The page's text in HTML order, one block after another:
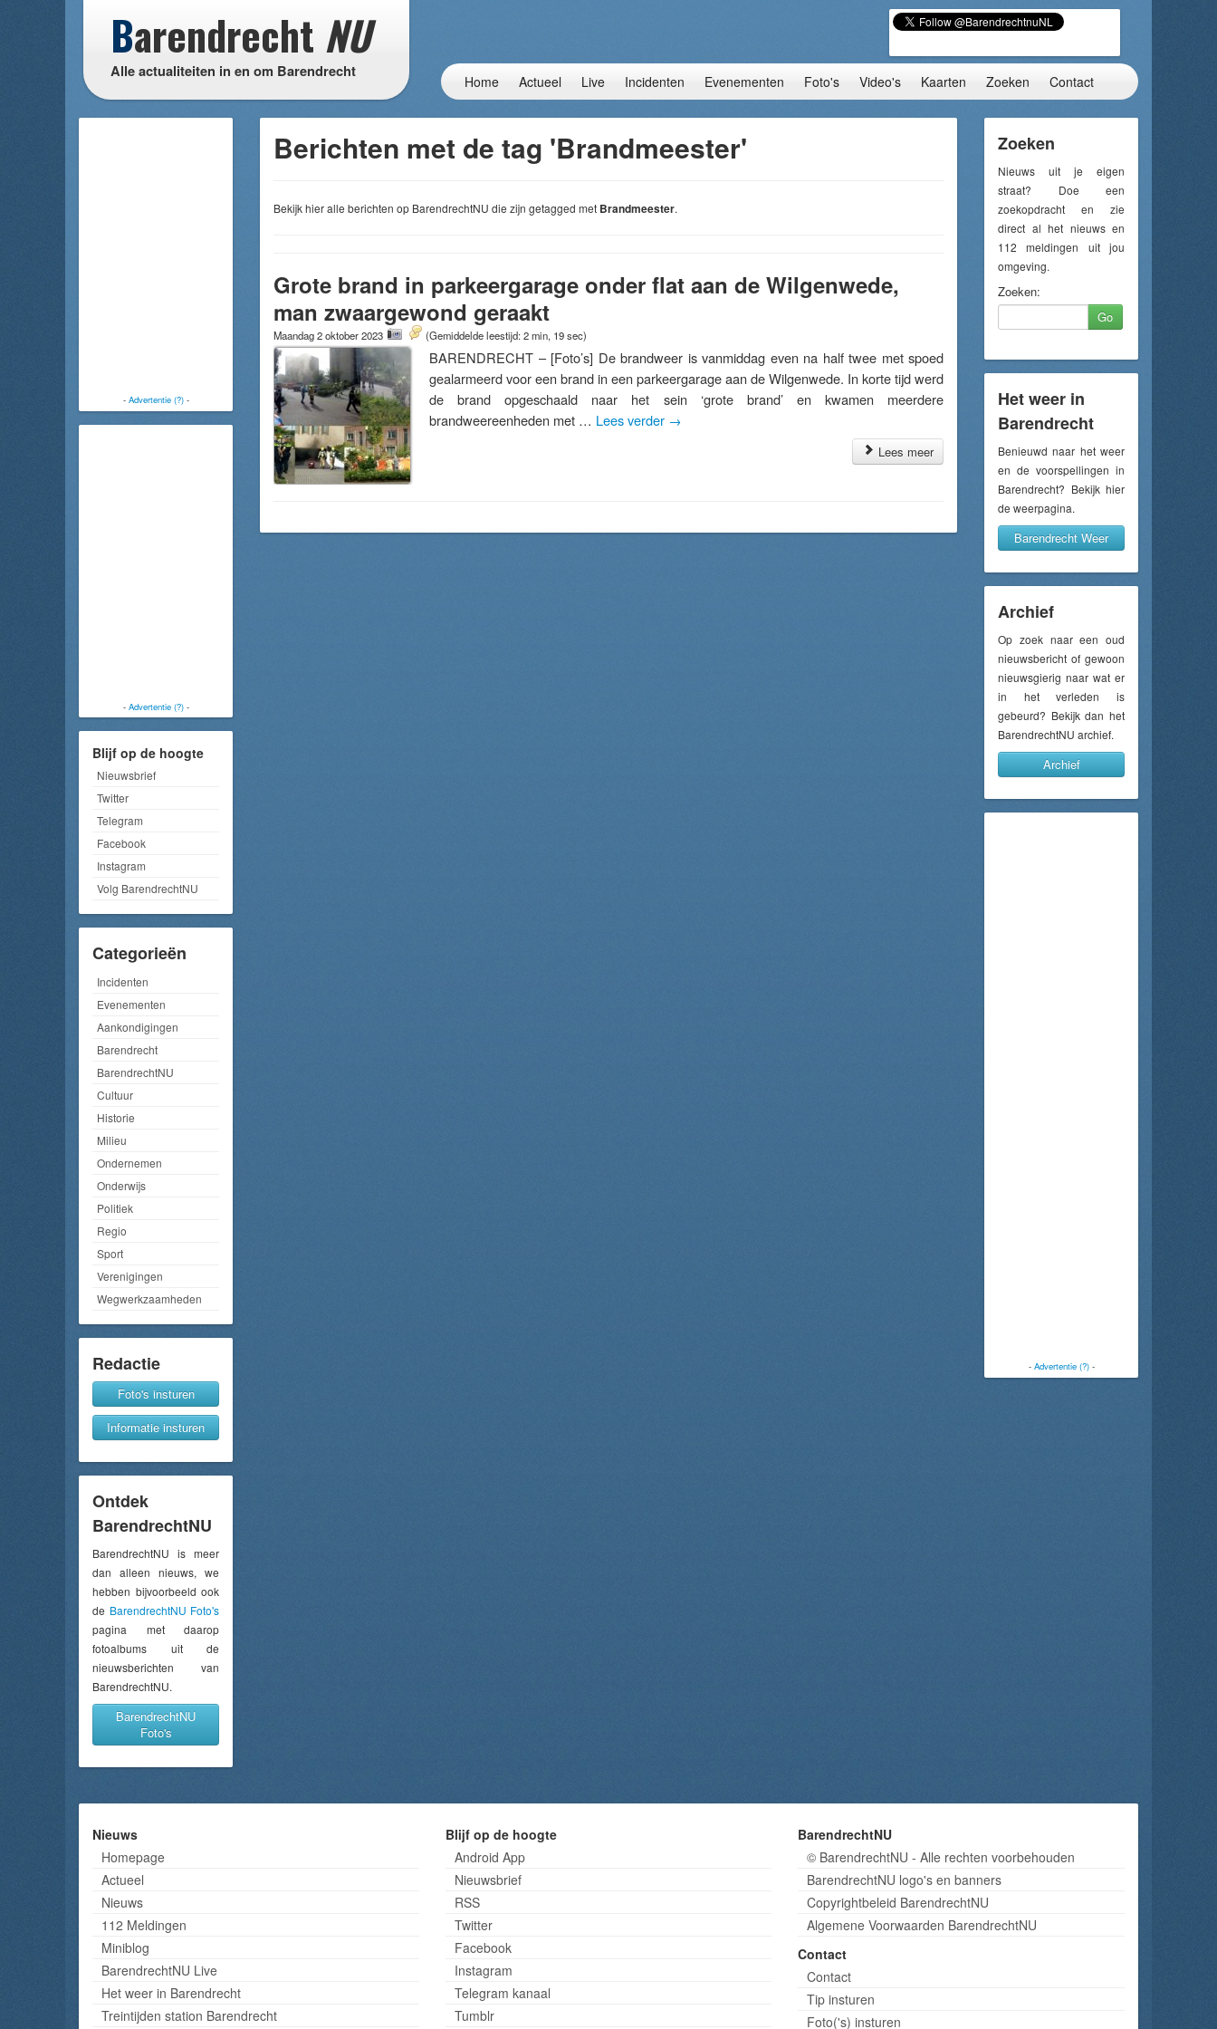
Barendrecht NU
Alle actualiteiten in en om Barendrecht
Home Actueel Live Incidenten Evenementen Foto's Video's Kaarten Zoeken Contact
- Advertentie (?)-
- Advertentie (?)-
Blijf op de hoogte
Nieuwsbrief
Twitter
Telegram
Facebook
Instagram
Volg BarendrechtNU
Categorieën
Incidenten
Evenementen
Aankondigingen
Barendrecht
BarendrechtNU
Cultuur
Historie
Milieu
Ondernemen
Onderwijs
Politiek
Regio
Sport
Verenigingen
Wegwerkzaamheden
Redactie
Foto's insturen
Informatie insturen
Ontdek
BarendrechtNU
BarendrechtNU is meer
dan alleen nieuws, we
hebben bijvoorbeeld ook
de BarendrechtNU Foto's
pagina met daarop
fotoalbums uit de
nieuwsberichten van
BarendrechtNU.
BarendrechtNU
Foto's
Berichten met de tag 'Brandmeester'
Bekijk hier alle berichten op BarendrechtNU die zijn getagged met Brandmeester.
Grote brand in parkeergarage onder flat aan de Wilgenwede,
man zwaargewond geraakt
Maandag 2 oktober 2023 (Gemiddelde leestijd: 2 min, 19 sec)
BARENDRECHT – [Foto’s] De brandweer is vanmiddag even na half twee met spoed
gealarmeerd voor een brand in een parkeergarage aan de Wilgenwede. In korte tijd werd
de brand opgeschaald naar het sein ‘grote brand’ en kwamen meerdere
brandweereenheden met … Lees verder →
Lees meer
Zoeken
Nieuws uit je eigen
straat? Doe een
zoekopdracht en zie
direct al het nieuws en
112 meldingen uit jou
omgeving.
Zoeken:
Go
Het weer in
Barendrecht
Benieuwd naar het weer
en de voorspellingen in
Barendrecht? Bekijk hier
de weerpagina.
Barendrecht Weer
Archief
Op zoek naar een oud
nieuwsbericht of gewoon
nieuwsgierig naar wat er
in het verleden is
gebeurd? Bekijk dan het
BarendrechtNU archief.
Archief
- Advertentie (?)-
Nieuws
Homepage
Actueel
Nieuws
112 Meldingen
Miniblog
BarendrechtNU Live
Het weer in Barendrecht
Treintijden station Barendrecht
Blijf op de hoogte
Android App
Nieuwsbrief
RSS
Twitter
Facebook
Instagram
Telegram kanaal
Tumblr
BarendrechtNU
© BarendrechtNU - Alle rechten voorbehouden
BarendrechtNU logo's en banners
Copyrightbeleid BarendrechtNU
Algemene Voorwaarden BarendrechtNU
Contact
Contact
Tip insturen
Foto('s) insturen